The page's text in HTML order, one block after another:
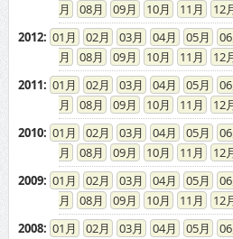
08
09 10 11
12
2012: 01 02 03 04 05 06
08
09 10 11
12
2011: 01 02 03 04 05 06
08
09 10 11
12
2010: 01 02 03 04 05 06
08
09 10 11
12
2009: 01 02 03 04 05 06
08
09 10 11
12
2008: 01 02 03 04 05 06